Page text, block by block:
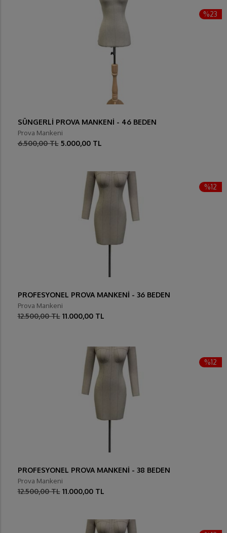
%23
SÜNGERLİ PROVA MANKENİ - 46 BEDEN
Prova Mankeni
6.500,00 TL 5.000,00 TL
%12
PROFESYONEL PROVA MANKENİ - 36 BEDEN
Prova Mankeni
12.500,00 TL 11.000,00 TL
%12
PROFESYONEL PROVA MANKENİ - 38 BEDEN
Prova Mankeni
12.500,00 TL 11.000,00 TL